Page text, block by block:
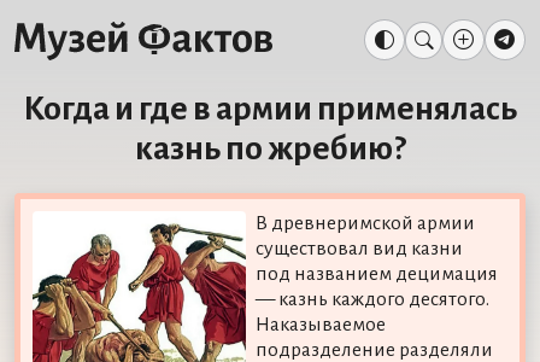
Когда и где в армии применялась
казнь по жребию?
В древнеримской армии
существовал вид казни
под названием децимация
— казнь каждого десятого.
Наказываемое
подразделение разделяли